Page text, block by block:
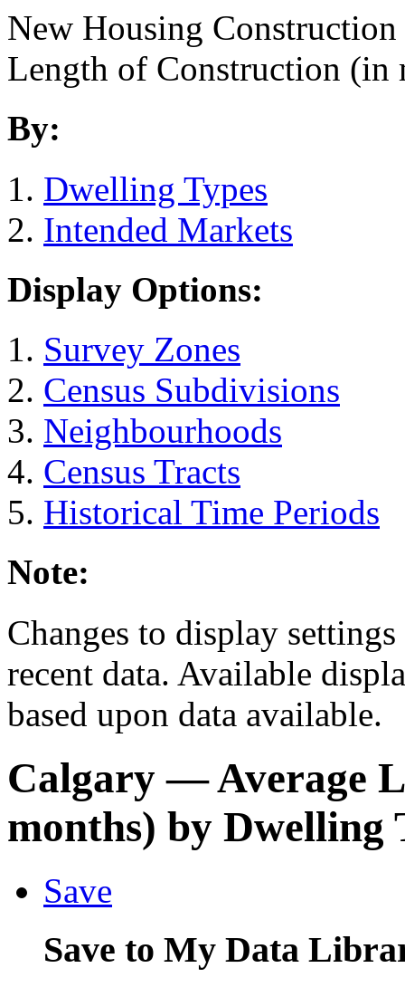
New Housing Construction
Length of Construction (in
By:
Dwelling Types
Intended Markets
Display Options:
Survey Zones
Census Subdivisions
Neighbourhoods
Census Tracts
Historical Time Periods
Note:
Changes to display
recent data. Available
based upon data available.
Calgary— Average
months) by Dwelling
Save
Save to My Data